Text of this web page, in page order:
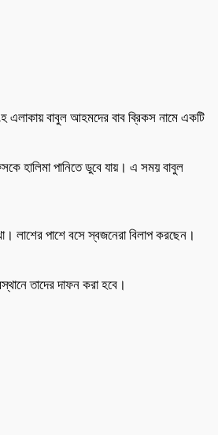
এলাকায় বাবুল আহমদের বাব ব্রিকস নামে একটি
হালিমা পানিতে ডুবে যায়। এ সময় বাবুল
লাশের পাশে বসে স্বজনেরা বিলাপ করছেন।
তাদের দাফন করা হবে।